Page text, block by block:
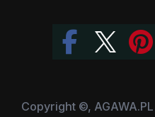
Copyright ©,